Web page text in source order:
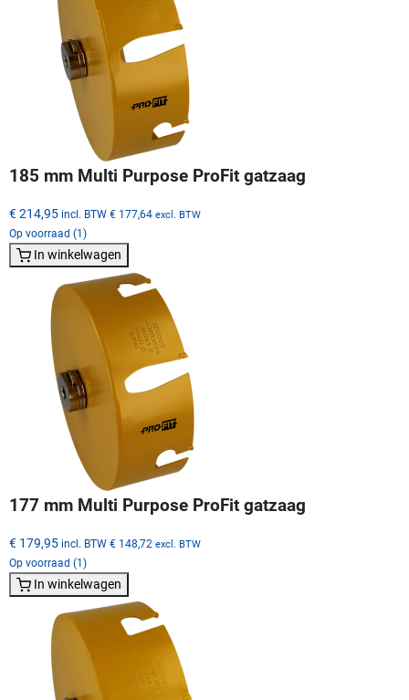
185 mm Multi Purpose ProFit gatzaag
€ 214,95 incl. BTW € 177,64 excl. BTW
Op voorraad (1)
In winkelwagen
177 mm Multi Purpose ProFit gatzaag
€ 179,95 incl. BTW € 148,72 excl. BTW
Op voorraad (1)
In winkelwagen